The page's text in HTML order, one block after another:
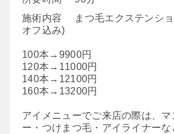
施術内容
まつ毛エクステンシ
オフ込み)
100本→9900円
120本→11000円
140本→12100円
160本→13200円
アイメニューでご来店の際は、
ー・つけまつ毛・アイライナー